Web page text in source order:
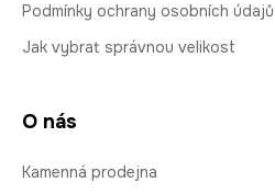
Podmínky ochrany osobních údajů
Jak vybrat správnou velikost
O nás
Kamenná prodejna